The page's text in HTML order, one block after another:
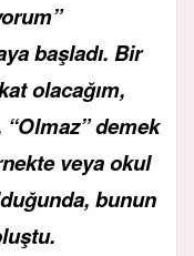
başladı. Bir
olacağım,
demek
veya okul
bunun